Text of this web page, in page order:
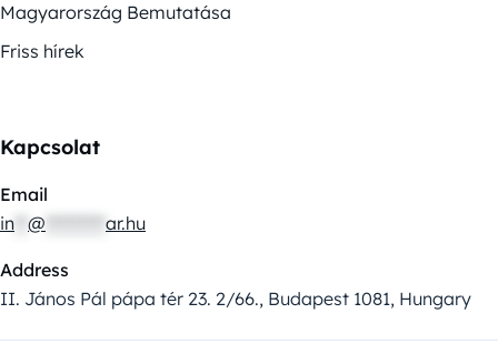
Magyarország Bemutatása
Friss hírek
Kapcsolat
Email
in @ ar.hu
Address
II. János Pál pápa tér 23. 2/66., Budapest 1081, Hungary